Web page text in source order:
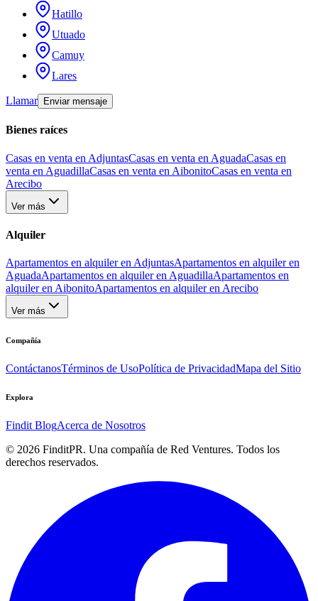
Hatillo
Utuado
Camuy
Lares
Llamar Enviar mensaje
Bienes raíces
Casas en venta en AdjuntasCasas en venta en AguadaCasas en
venta en AguadillaCasas en venta en AibonitoCasas en venta en
Arecibo
Ver más
Alquiler
Apartamentos en alquiler en AdjuntasApartamentos en alquiler en
AguadaApartamentos en alquiler en AguadillaApartamentos en
alquiler en AibonitoApartamentos en alquiler en Arecibo
Ver más
Compañía
ContáctanosTérminos de UsoPolítica de PrivacidadMapa del Sitio
Explora
Findit BlogAcerca de Nosotros
© 2026 FinditPR. Una compañía de Red Ventures. Todos los
derechos reservados.